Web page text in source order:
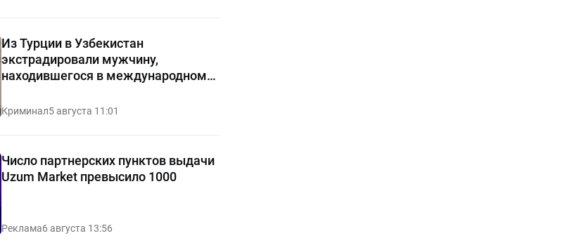
Из Турции в Узбекистан
экстрадировали мужчину,
находившегося в международном
Криминал5 августа 11:01
Число партнерских пунктов выдачи
Uzum Market превысило 1000
Реклама6 августа 13:56